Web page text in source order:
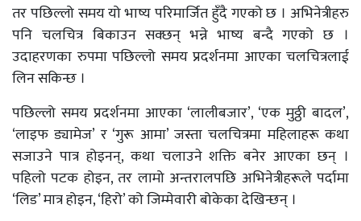
तर पछिल्लो समय यो भाष्य परिमार्जित हुँदै गएको छ । अभिनेत्रीहरु
पनि चलचित्र बिकाउन सक्छन् भन्ने भाष्य बन्दै गएको छ ।
उदाहरणका रुपमा पछिल्लो समय प्रदर्शनमा आएका चलचित्रलाई
लिन सकिन्छ ।
पछिल्लो समय प्रदर्शनमा आएका ‘लालीबजार’, ‘एक मुठ्ठी बादल’,
‘लाइफ ड्यामेज’ र ‘गुरू आमा’ जस्ता चलचित्रमा महिलाहरू कथा
सजाउने पात्र होइनन्, कथा चलाउने शक्ति बनेर आएका छन् ।
पहिलो पटक होइन, तर लामो अन्तरालपछि अभिनेत्रीहरूले पर्दामा
‘लिड’ मात्र होइन, ‘हिरो’ को जिम्मेवारी बोकेका देखिन्छन् ।